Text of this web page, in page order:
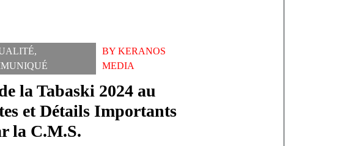
,
BY KERANOS
MEDIA
la Tabaski 2024 au
et Détails Importants
la C.M.S.